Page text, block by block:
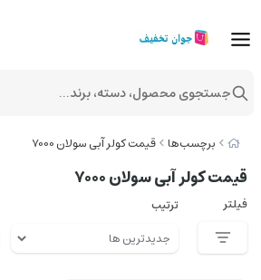
برچسب‌ها قیمت کولر آبی سولان 7000
قیمت کولر آبی سولان 7000
فیلتر ترتیب
جستجوی محصول، دسته، برند...